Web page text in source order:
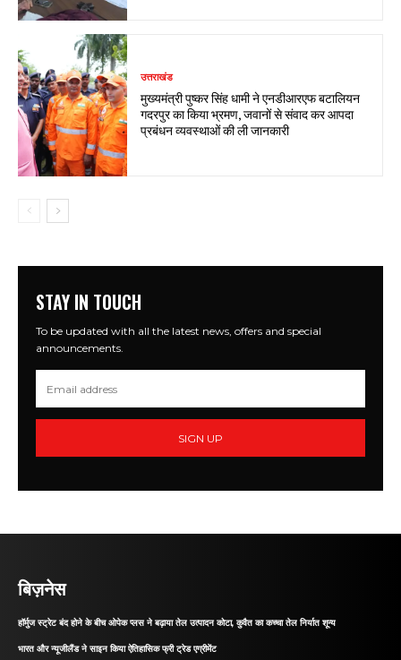
उत्तराखंड
मुख्यमंत्री पुष्कर सिंह धामी ने एनडीआरएफ बटालियन
गदरपुर का किया भ्रमण, जवानों से संवाद कर आपदा
प्रबंधन व्यवस्थाओं की ली जानकारी
STAY IN TOUCH
To be updated with all the latest news, offers and special
announcements.
SIGN UP
बिज़नेस
हॉर्मुज स्ट्रेट बंद होने के बीच ओपेक प्लस ने बढ़ाया तेल उत्पादन कोटा, कुवैत का कच्चा तेल निर्यात शून्य
भारत और न्यूजीलैंड ने साइन किया ऐतिहासिक फ्री ट्रेड एग्रीमेंट